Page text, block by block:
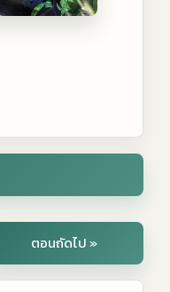
ตอนถัดไป »